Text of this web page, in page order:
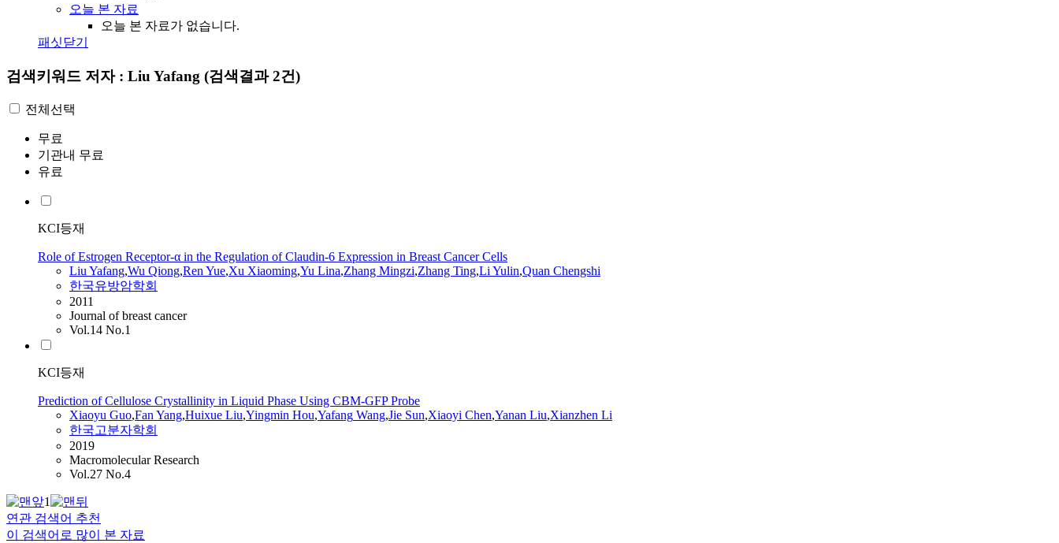
오늘 본 자료
오늘 본 자료가 없습니다.
패싯닫기
검색키워드 저자 : Liu Yafang (검색결과 2건)
전체선택
무료
기관내 무료
유료
KCI등재
Role of Estrogen Receptor-α in the Regulation of Claudin-6 Expression in Breast Cancer Cells
LiuYafang,Wu Qiong,Ren Yue,Xu Xiaoming,Yu Lina,Zhang Mingzi,Zhang Ting,Li Yulin,Quan Chengshi
한국유방암학회
2011
Journal of breast cancer
Vol.14 No.1
KCI등재
Prediction of Cellulose Crystallinity in Liquid Phase Using CBM-GFP Probe
Xiaoyu Guo,FanYang,Huixue Liu,Yingmin Hou,Yafang Wang,Jie Sun,Xiaoyi Chen,Yanan Liu,Xianzhen Li
한국고분자학회
2019
Macromolecular Research
Vol.27 No.4
1
연관 검색어 추천
이 검색어로 많이 본 자료